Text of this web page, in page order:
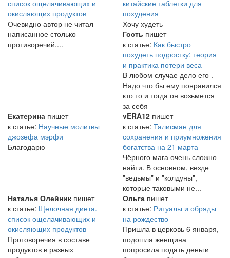
список ощелачивающих и
окисляющих продуктов
Очевидно автор не читал
написанное столько
противоречий....
китайские таблетки для
похудения
Хочу худеть
Гость пишет
к статье: Как быстро
похудеть подростку: теория
и практика потери веса
В любом случае дело его .
Надо что бы ему понравился
кто то и тогда он возьмется
за себя
Екатерина пишет
к статье: Научные молитвы
джозефа мэрфи
Благодарю
vERA12 пишет
к статье: Талисман для
сохранения и приумножения
богатства на 21 марта
Чёрного мага очень сложно
найти. В основном, везде
"ведьмы" и "колдуны",
которые таковыми не...
Наталья Олейник пишет
к статье: Щелочная диета.
список ощелачивающих и
окисляющих продуктов
Протоворечия в составе
продуктов в разных
Ольга пишет
к статье: Ритуалы и обряды
на рождество
Пришла в церковь 6 января,
подошла женщина
попросила подать деньги